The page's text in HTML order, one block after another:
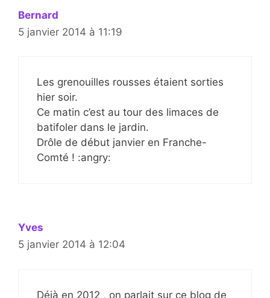
Bernard
5 janvier 2014 à 11:19
Les grenouilles rousses étaient sorties
hier soir.
Ce matin c’est au tour des limaces de
batifoler dans le jardin.
Drôle de début janvier en Franche-
Comté ! :angry:
Yves
5 janvier 2014 à 12:04
Déjà en 2012 , on parlait sur ce blog de